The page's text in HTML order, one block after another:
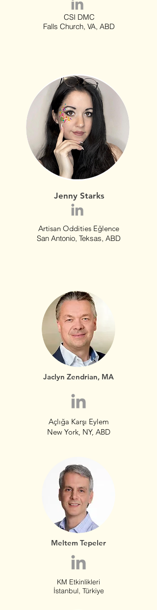
CSI DMC
Falls Church, VA, ABD
Jenny Starks
Artisan Oddities Eğlence
San Antonio, Teksas, ABD
Jaclyn Zendrian, MA
Açlığa Karşı Eylem
New York, NY, ABD
Meltem Tepeler
KM Etkinlikleri
İstanbul, Türkiye